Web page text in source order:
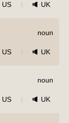
US UK
noun
US UK
noun
US UK